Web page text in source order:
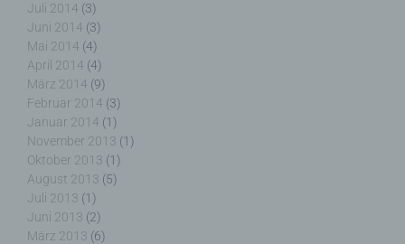
Juli 2014 (3)
Juni 2014 (3)
Mai 2014 (4)
April 2014 (4)
März 2014 (9)
Februar 2014 (3)
Januar 2014 (1)
November 2013 (1)
Oktober 2013 (1)
August 2013 (5)
Juli 2013 (1)
Juni 2013 (2)
März 2013 (6)
Verantwortlicher im Sinne der Datenschutz-
Grundverordnung, sonstiger in den Mitgliedstaaten
der Europäischen Union geltenden
Datenschutzgesetze und anderer Bestimmungen
mit datenschutzrechtlichem Charakter ist die:
Nicht kommerzielle Homepage Woiga.de
Wolfgang Behling
Karwendelstraße 9
82499 Wallgau